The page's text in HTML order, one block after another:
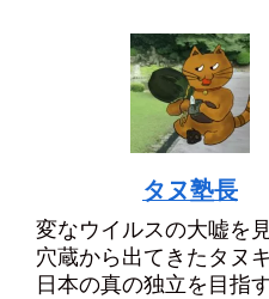
タヌ塾長
変なウイルスの大嘘を見
穴蔵から出てきたタヌキ
日本の真の独立を目指